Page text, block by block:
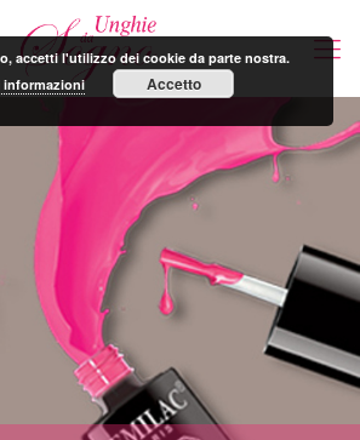
accetti l'utilizzo dei cookie da parte nostra.
informazioni
Accetto